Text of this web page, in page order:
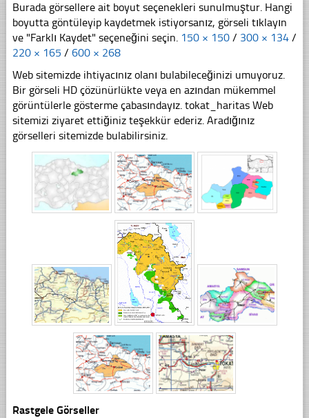
Burada görsellere ait boyut seçenekleri sunulmuştur. Hangi
boyutta göntüleyip kaydetmek istiyorsanız, görseli tıklayın
ve "Farklı Kaydet" seçeneğini seçin. 150 × 150 / 300 × 134 /
220 × 165 / 600 × 268
Web sitemizde ihtiyacınız olanı bulabileceğinizi umuyoruz.
Bir görseli HD çözünürlükte veya en azından mükemmel
görüntülerle gösterme çabasındayız. tokat_haritas Web
sitemizi ziyaret ettiğiniz teşekkür ederiz. Aradığınız
görselleri sitemizde bulabilirsiniz.
Rastgele Görseller